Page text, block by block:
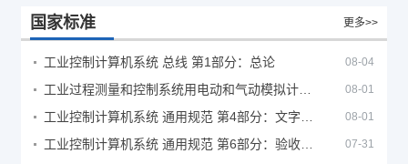
国家标准 更多>>
工业控制计算机系统 总线 第1部分：总论 08-04
08-01
08-01
07-31